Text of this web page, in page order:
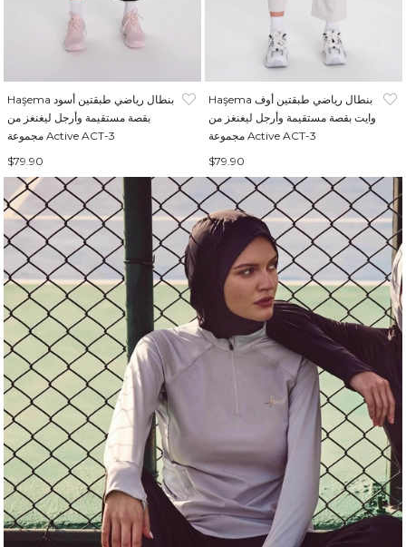
Haşema بنطال رياضي طبقتين أسود
بقصة مستقيمة وأرجل ليغنغز من
مجموعة Active ACT-3
$79.90
Haşema بنطال رياضي طبقتين أوف
وايت بقصة مستقيمة وأرجل ليغنغز من
مجموعة Active ACT-3
$79.90